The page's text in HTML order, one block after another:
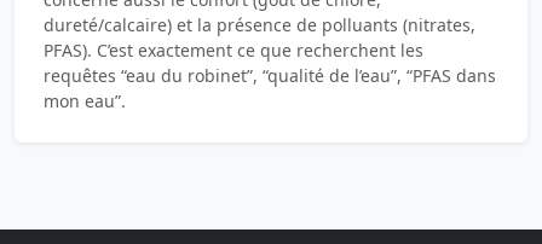
dureté/calcaire) et la présence de polluants (nitrates,
PFAS). C’est exactement ce que recherchent les
requêtes “eau du robinet”, “qualité de l’eau”, “PFAS dans
mon eau”.